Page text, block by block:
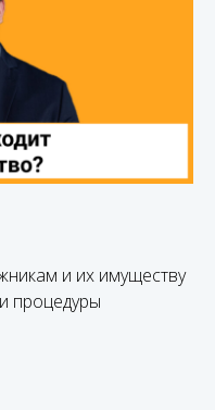
и их имуществу
процедуры